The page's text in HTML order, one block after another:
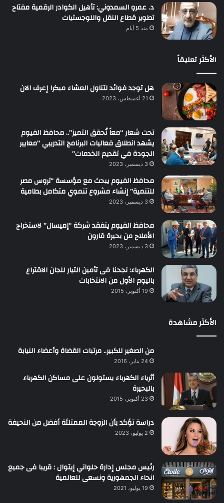
د. عمرو السمدوني: تأهيل الكوادر الرقمية مفتاح
تطوير قطاع النقل واللوجستيات
منذ 5 أيام
الأكثر تعليقاً
هل توجد فوائد لتناول العشاء مبكرا إعرف الان
21 أغسطس، 2023
تحت شعار “معاً نُحقق التميز”.. محافظ الفيوم
يشهد انطلاق فعاليات البرنامج التدريبي “معايير
الجودة في تقديم الخدمات”
3 ديسمبر، 2023
محافظ الفيوم يبحث مع مؤسسة “تروس مصر
للتنمية” إنشاء مشروع تنموي متكامل بطامية
3 ديسمبر، 2023
محافظ الفيوم يتفقد شركة “إميسال” لاستخراج
الأملاح من بحيرة قارون
3 ديسمبر، 2023
الكهرباء: نجحنا فى تأمين التيار للجان الاقتراع
باليوم الأول من الانتخابات
19 أكتوبر، 2015
الأكثر مشاهدة
من الصغير للكبير.. مرتبات القضاة وأعضاء النيابة
24 يناير، 2016
أثرياء الكهرباء يستولون على مساكن الكهرباء
بالبحيرة
23 أكتوبر، 2015
دراسة تؤكد بأن الزوجة الممتلئة أفضل من النحيفة
2 يوليو، 2023
رئيس مجلس إدارة حلواني إيتوال : قريبا فى جميع
انحاء الجمهورية ونسعى للعالمية
19 يوليو، 2021